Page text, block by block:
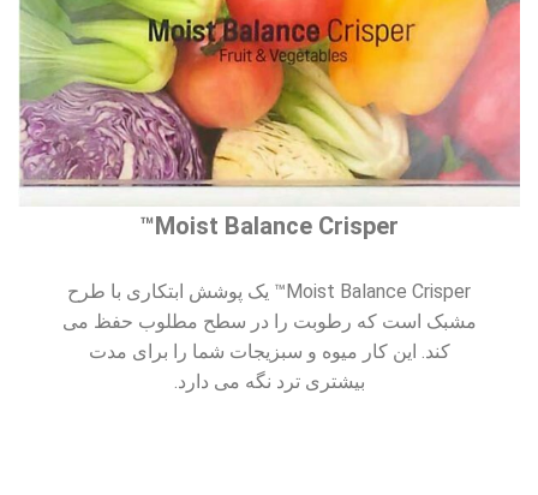
Moist Balance Crisper™
Moist Balance Crisper™ یک پوشش ابتکاری با طرح
مشبک است که رطوبت را در سطح مطلوب حفظ می
کند. این کار میوه و سبزیجات شما را برای مدت
بیشتری ترد نگه می دارد.